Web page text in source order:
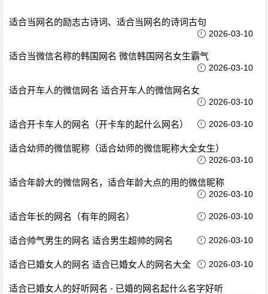
适合当网名的励志古诗词、适合当网名的诗词古句
2026-03-10
适合当微信名称的韩国网名 微信韩国网名女生霸气
2026-03-10
适合开车人的微信网名 适合开车人的微信网名女
2026-03-10
适合开卡车人的网名（开卡车的起什么网名） 2026-03-10
适合幼师的微信昵称（适合幼师的微信昵称大全女生）
2026-03-10
适合年龄大的微信网名，适合年龄大点的用的微信昵称
2026-03-10
适合年长的网名（有年的网名） 2026-03-10
适合帅气男生的网名 适合男生超帅的网名 2026-03-10
适合已婚女人的网名 适合已婚女人的网名大全 2026-03-10
适合已婚女人的好听网名 - 已婚的网名起什么名字好听